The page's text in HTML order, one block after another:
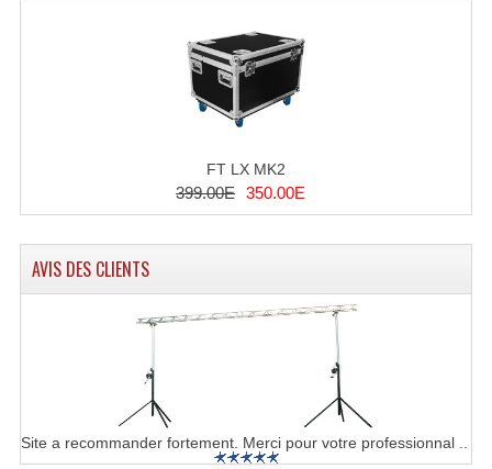
Machines À Brouillard
Lanceur De Flammes Et Cartouche De Gaz
Machines & Canon À Confettis
Machines À Fumée Lourde
Machines À Mousse, Neige, Liquides
Liquide À Bulles
FT LX MK2
399.00E 350.00E
AVIS DES CLIENTS
Site a recommander fortement. Merci pour votre professionnal ..